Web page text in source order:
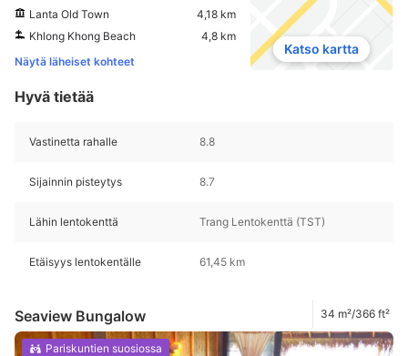
Lanta Old Town
4,18 km
Khlong Khong Beach
4,8 km
Näytä läheiset kohteet
Katso kartta
Hyvä tietää
Vastinetta rahalle 8.8
Sijainnin pisteytys 8.7
Lähin lentokenttä Trang Lentokenttä (TST)
Etäisyys lentokentälle 61,45 km
Seaview Bungalow 34 m²/366 ft²
Pariskuntien suosiossa